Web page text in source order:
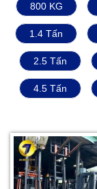
800 KG
1.4 Tấn
2.5 Tấn
4.5 Tấn